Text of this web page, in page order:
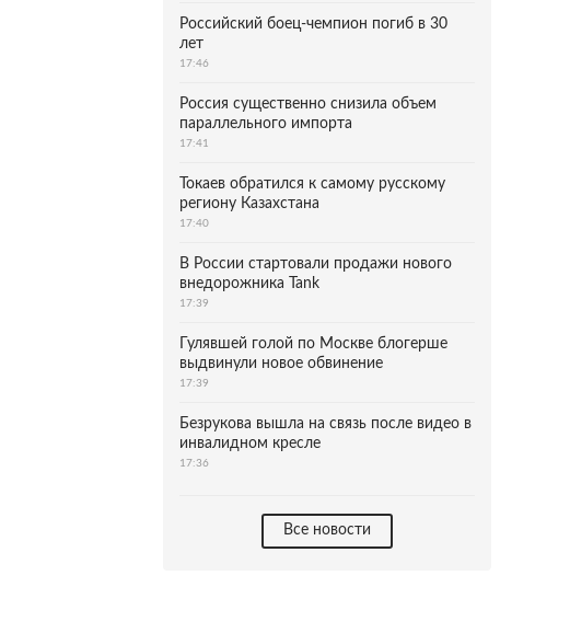
Российский боец-чемпион погиб в 30
лет
17:46
Россия существенно снизила объем
параллельного импорта
17:41
Токаев обратился к самому русскому
региону Казахстана
17:40
В России стартовали продажи нового
внедорожника Tank
17:39
Гулявшей голой по Москве блогерше
выдвинули новое обвинение
17:39
Безрукова вышла на связь после видео в
инвалидном кресле
17:36
Все новости